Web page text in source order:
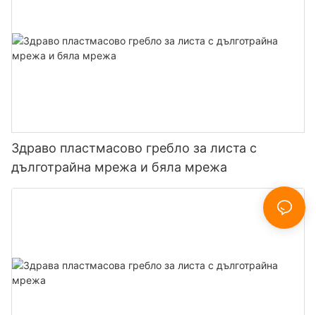
Здраво пластмасово гребло за листа с
дълготрайна мрежа и бяла мрежа